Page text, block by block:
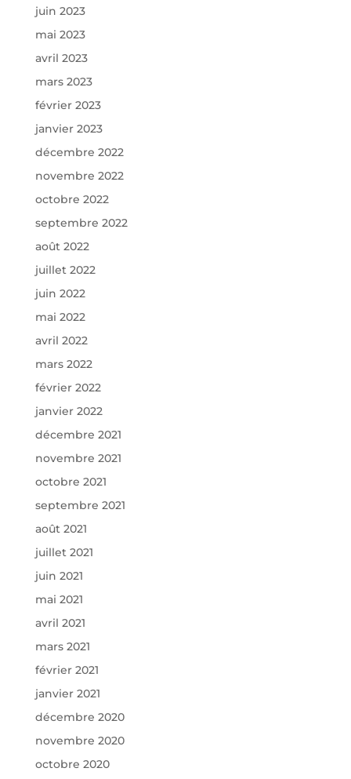
juin 2023
mai 2023
avril 2023
mars 2023
février 2023
janvier 2023
décembre 2022
novembre 2022
octobre 2022
septembre 2022
août 2022
juillet 2022
juin 2022
mai 2022
avril 2022
mars 2022
février 2022
janvier 2022
décembre 2021
novembre 2021
octobre 2021
septembre 2021
août 2021
juillet 2021
juin 2021
mai 2021
avril 2021
mars 2021
février 2021
janvier 2021
décembre 2020
novembre 2020
octobre 2020